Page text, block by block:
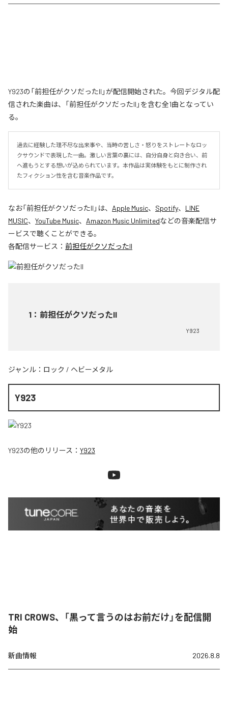
Y923の「前担任がクソだったII」が配信開始された。今回デジタル配
信された楽曲は、「前担任がクソだったII」を含む全1曲となってい
る。
過去に経験した理不尽な出来事や、当時の苦しさ・怒りをストレートなロッ
クサウンドで表現した一曲。激しい言葉の裏には、自分自身と向き合い、前
へ進もうとする想いが込められています。本作品は実体験をもとに制作され
たフィクション性を含む音楽作品です。
なお「前担任がクソだったII 」は、 Apple Music、 Spotify、 LINE
MUSIC、 YouTube Music、 Amazon Music Unlimitedなどの音楽配信サ
ービスで聴くことができる。
各配信サービス： 前担任がクソだったII
1 ： 前担任がクソだったII
Y923
ジャンル： ロック / ヘビーメタル
Y923
Y923の他のリリース： Y923
TRI CROWS、「黒って言うのはお前だけ」を配信開
始
新曲情報 2026.8.8